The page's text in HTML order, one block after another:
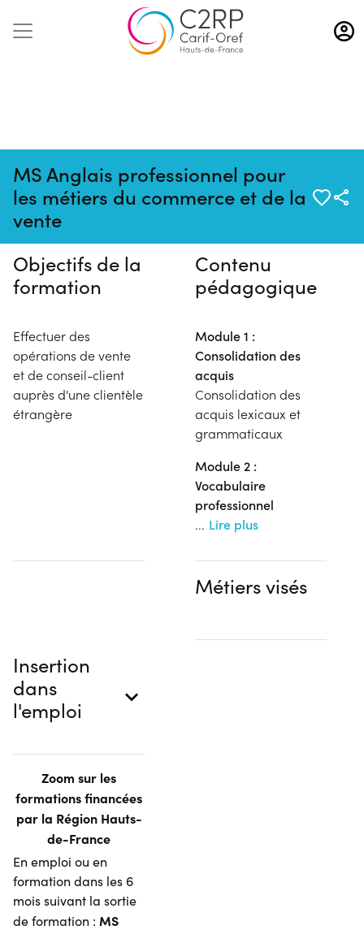
Aller
au
contenu
MS Anglais professionnel pour
les métiers du commerce et de la
vente
Pas de session programmée en
ce moment
Objectifs de la
formation
Effectuer des
opérations de vente
et de conseil-client
auprès d'une clientèle
étrangère
Contenu
pédagogique
Module 1 :
Consolidation des
acquis
Consolidation des
acquis lexicaux et
grammaticaux
Module 2 :
Vocabulaire
professionnel
... Lire plus
Métiers visés
Insertion
dans
l'emploi
Zoom sur les
formations financées
par la Région Hauts-
de-France
En emploi ou en
formation dans les 6
mois suivant la sortie
de formation : MS